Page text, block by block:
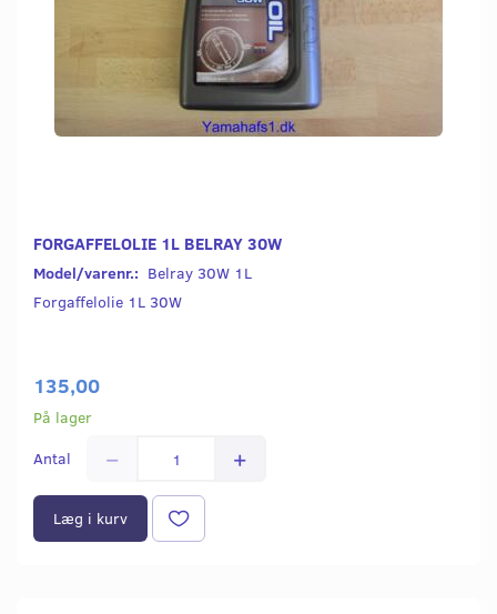
FORGAFFELOLIE 1L BELRAY 30W
Model/varenr.: Belray 30W 1L
Forgaffelolie 1L 30W
135,00
På lager
Antal
Læg i kurv